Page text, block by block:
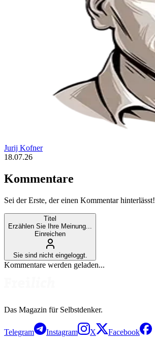
Jurij Kofner
18.07.26
Kommentare
Sei der Erste, der einen Kommentar hinterlässt!
Titel
Erzählen Sie Ihre Meinung...
Einreichen
Sie sind nicht eingeloggt.
Kommentare werden geladen...
Das Magazin für Selbstdenker.
Telegram Instagram X Facebook